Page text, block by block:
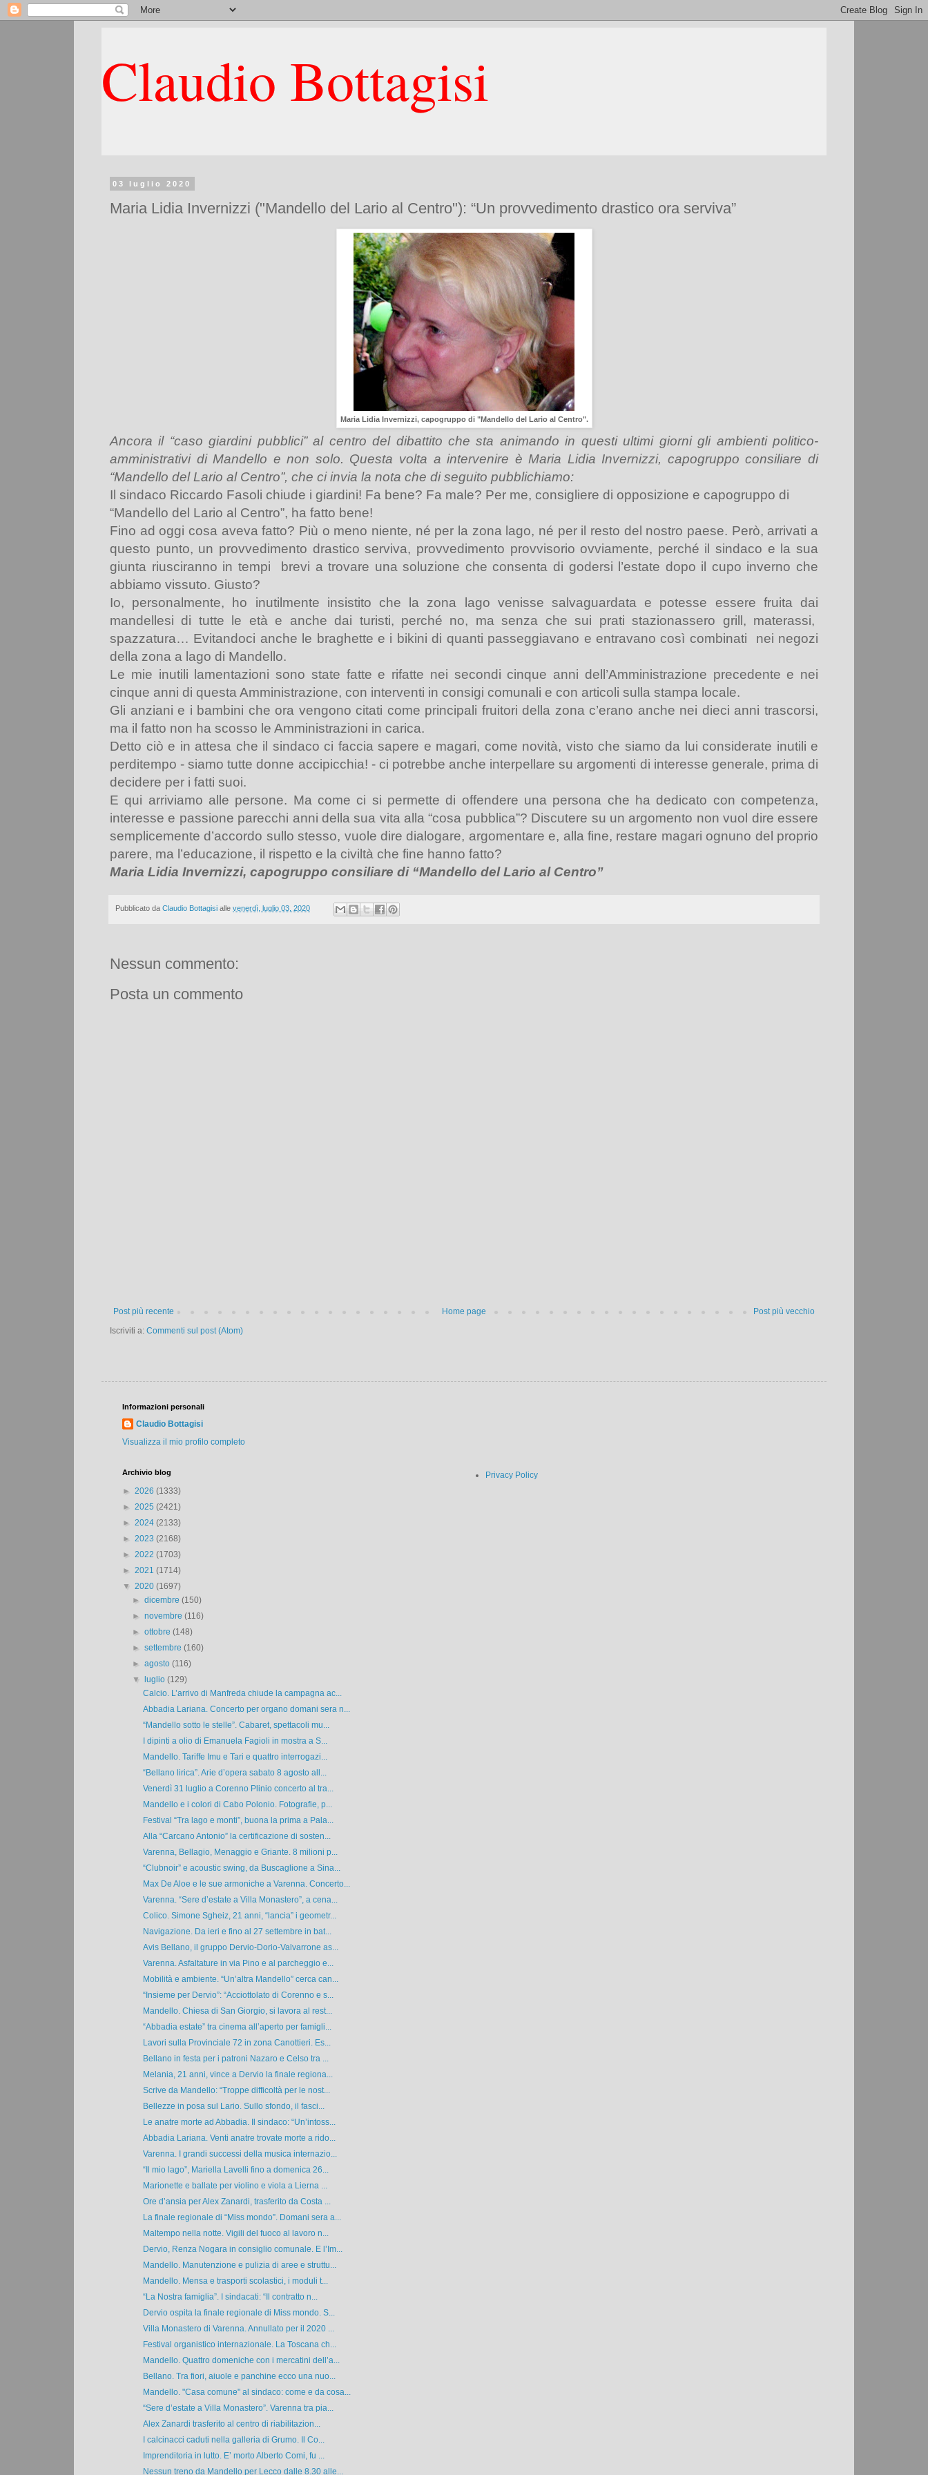
Claudio Bottagisi
03 luglio 2020
Maria Lidia Invernizzi ("Mandello del Lario al Centro"): “Un provvedimento drastico ora serviva”
Maria Lidia Invernizzi, capogruppo di "Mandello del Lario al Centro".
Ancora il “caso giardini pubblici” al centro del dibattito che sta animando in questi ultimi giorni gli ambienti politico-
amministrativi di Mandello e non solo. Questa volta a intervenire è Maria Lidia Invernizzi, capogruppo consiliare di
“Mandello del Lario al Centro”, che ci invia la nota che di seguito pubblichiamo:
Il sindaco Riccardo Fasoli chiude i giardini! Fa bene? Fa male? Per me, consigliere di opposizione e capogruppo di
“Mandello del Lario al Centro”, ha fatto bene!
Fino ad oggi cosa aveva fatto? Più o meno niente, né per la zona lago, né per il resto del nostro paese. Però, arrivati a
questo punto, un provvedimento drastico serviva, provvedimento provvisorio ovviamente, perché il sindaco e la sua
giunta riusciranno in tempi
brevi a trovare una soluzione che consenta di godersi l’estate dopo il cupo inverno che
abbiamo vissuto. Giusto?
Io, personalmente, ho inutilmente insistito che la zona lago venisse salvaguardata e potesse essere fruita dai
mandellesi di tutte le età e anche dai turisti, perché no, ma senza che sui prati stazionassero grill, materassi,
spazzatura… Evitandoci anche le braghette e i bikini di quanti passeggiavano e entravano così combinati
nei negozi
della zona a lago di Mandello.
Le mie inutili lamentazioni sono state fatte e rifatte nei secondi cinque anni dell’Amministrazione precedente e nei
cinque anni di questa Amministrazione, con interventi in consigi comunali e con articoli sulla stampa locale.
Gli anziani e i bambini che ora vengono citati come principali fruitori della zona c’erano anche nei dieci anni trascorsi,
ma il fatto non ha scosso le Amministrazioni in carica.
Detto ciò e in attesa che il sindaco ci faccia sapere e magari, come novità, visto che siamo da lui considerate inutili e
perditempo - siamo tutte donne accipicchia! - ci potrebbe anche interpellare su argomenti di interesse generale, prima di
decidere per i fatti suoi.
E qui arriviamo alle persone. Ma come ci si permette di offendere una persona che ha dedicato con competenza,
interesse e passione parecchi anni della sua vita alla “cosa pubblica”? Discutere su un argomento non vuol dire essere
semplicemente d’accordo sullo stesso, vuole dire dialogare, argomentare e, alla fine, restare magari ognuno del proprio
parere, ma l’educazione, il rispetto e la civiltà che fine hanno fatto?
Maria Lidia Invernizzi, capogruppo consiliare di “Mandello del Lario al Centro”
Pubblicato da Claudio Bottagisi alle venerdì, luglio 03, 2020
Nessun commento:
Posta un commento
Post più recente Post più vecchio
Home page
Iscriviti a: Commenti sul post (Atom)
Informazioni personali
Claudio Bottagisi
Visualizza il mio profilo completo
Archivio blog
► 2026 (1333)
► 2025 (2421)
► 2024 (2133)
► 2023 (2168)
► 2022 (1703)
► 2021 (1714)
▼ 2020 (1697)
►dicembre(150)
►novembre(116)
►ottobre(148)
►settembre(160)
►agosto(116)
▼luglio(129)
Calcio. L’arrivo di Manfreda chiude la campagna ac...
Abbadia Lariana. Concerto per organo domani sera n...
“Mandello sotto le stelle”. Cabaret, spettacoli mu...
I dipinti a olio di Emanuela Fagioli in mostra a S...
Mandello. Tariffe Imu e Tari e quattro interrogazi...
“Bellano lirica”. Arie d’opera sabato 8 agosto all...
Venerdì 31 luglio a Corenno Plinio concerto al tra...
Mandello e i colori di Cabo Polonio. Fotografie, p...
Festival “Tra lago e monti”, buona la prima a Pala...
Alla “Carcano Antonio” la certificazione di sosten...
Varenna, Bellagio, Menaggio e Griante. 8 milioni p...
“Clubnoir” e acoustic swing, da Buscaglione a Sina...
Max De Aloe e le sue armoniche a Varenna. Concerto...
Varenna. “Sere d’estate a Villa Monastero”, a cena...
Colico. Simone Sgheiz, 21 anni, “lancia” i geometr...
Navigazione. Da ieri e fino al 27 settembre in bat...
Avis Bellano, il gruppo Dervio-Dorio-Valvarrone as...
Varenna. Asfaltature in via Pino e al parcheggio e...
Mobilità e ambiente. “Un’altra Mandello” cerca can...
“Insieme per Dervio”: “Acciottolato di Corenno e s...
Mandello. Chiesa di San Giorgio, si lavora al rest...
“Abbadia estate” tra cinema all’aperto per famigli...
Lavori sulla Provinciale 72 in zona Canottieri. Es...
Bellano in festa per i patroni Nazaro e Celso tra ...
Melania, 21 anni, vince a Dervio la finale regiona...
Scrive da Mandello: “Troppe difficoltà per le nost...
Bellezze in posa sul Lario. Sullo sfondo, il fasci...
Le anatre morte ad Abbadia. Il sindaco: “Un’intoss...
Abbadia Lariana. Venti anatre trovate morte a rido...
Varenna. I grandi successi della musica internazio...
“Il mio lago”, Mariella Lavelli fino a domenica 26...
Marionette e ballate per violino e viola a Lierna ...
Ore d’ansia per Alex Zanardi, trasferito da Costa ...
La finale regionale di “Miss mondo”. Domani sera a...
Maltempo nella notte. Vigili del fuoco al lavoro n...
Dervio, Renza Nogara in consiglio comunale. E l’Im...
Mandello. Manutenzione e pulizia di aree e struttu...
Mandello. Mensa e trasporti scolastici, i moduli t...
“La Nostra famiglia”. I sindacati: “Il contratto n...
Dervio ospita la finale regionale di Miss mondo. S...
Villa Monastero di Varenna. Annullato per il 2020 ...
Festival organistico internazionale. La Toscana ch...
Mandello. Quattro domeniche con i mercatini dell’a...
Bellano. Tra fiori, aiuole e panchine ecco una nuo...
Mandello. "Casa comune" al sindaco: come e da cosa...
“Sere d’estate a Villa Monastero”. Varenna tra pia...
Alex Zanardi trasferito al centro di riabilitazion...
I calcinacci caduti nella galleria di Grumo. Il Co...
Imprenditoria in lutto. E’ morto Alberto Comi, fu ...
Nessun treno da Mandello per Lecco dalle 8.30 alle...
Privacy Policy